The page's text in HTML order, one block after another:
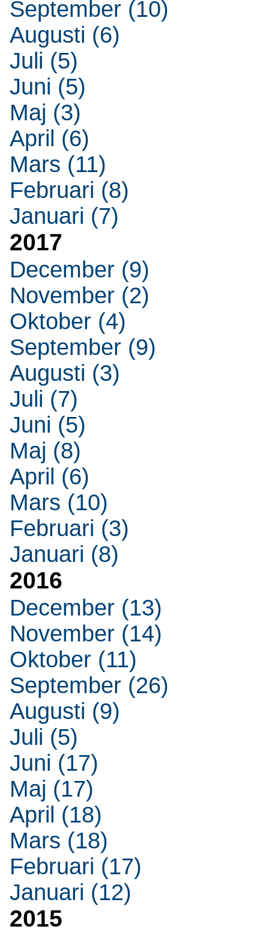
September (10)
Augusti (6)
Juli (5)
Juni (5)
Maj (3)
April (6)
Mars (11)
Februari (8)
Januari (7)
2017
December (9)
November (2)
Oktober (4)
September (9)
Augusti (3)
Juli (7)
Juni (5)
Maj (8)
April (6)
Mars (10)
Februari (3)
Januari (8)
2016
December (13)
November (14)
Oktober (11)
September (26)
Augusti (9)
Juli (5)
Juni (17)
Maj (17)
April (18)
Mars (18)
Februari (17)
Januari (12)
2015